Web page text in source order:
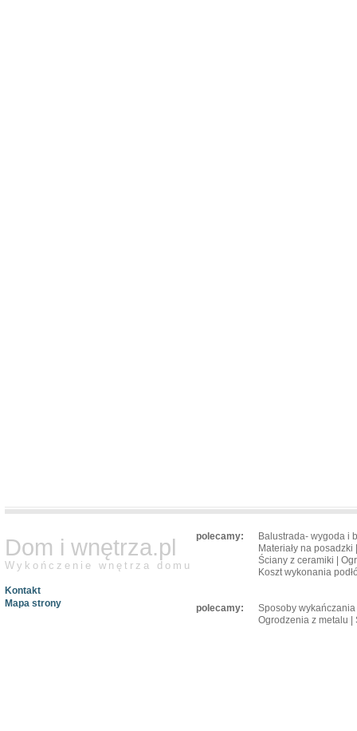
Dom i wnętrza.pl
Wykończenie wnętrza domu
Kontakt
Mapa strony
polecamy:
Balustrada- wygoda i
Materiały na posadzki
Ściany z ceramiki
Koszt wykonania
polecamy:
Sposoby
Ogrodzenia z metalu